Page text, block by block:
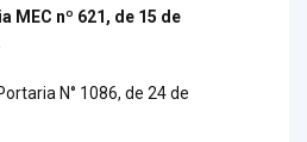
MEC nº 621, de 15 de
N° 1086, de 24 de